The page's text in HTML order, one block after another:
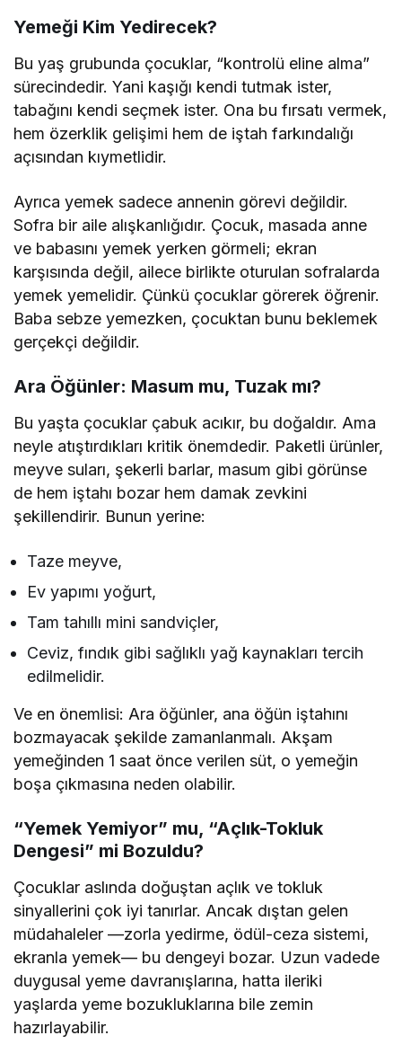
Yemeği Kim Yedirecek?
Bu yaş grubunda çocuklar, “kontrolü eline alma”
sürecindedir. Yani kaşığı kendi tutmak ister,
tabağını kendi seçmek ister. Ona bu fırsatı vermek,
hem özerklik gelişimi hem de iştah farkındalığı
açısından kıymetlidir.
Ayrıca yemek sadece annenin görevi değildir.
Sofra bir aile alışkanlığıdır. Çocuk, masada anne
ve babasını yemek yerken görmeli; ekran
karşısında değil, ailece birlikte oturulan sofralarda
yemek yemelidir. Çünkü çocuklar görerek öğrenir.
Baba sebze yemezken, çocuktan bunu beklemek
gerçekçi değildir.
Ara Öğünler: Masum mu, Tuzak mı?
Bu yaşta çocuklar çabuk acıkır, bu doğaldır. Ama
neyle atıştırdıkları kritik önemdedir. Paketli ürünler,
meyve suları, şekerli barlar, masum gibi görünse
de hem iştahı bozar hem damak zevkini
şekillendirir. Bunun yerine:
Taze meyve,
Ev yapımı yoğurt,
Tam tahıllı mini sandviçler,
Ceviz, fındık gibi sağlıklı yağ kaynakları tercih
edilmelidir.
Ve en önemlisi: Ara öğünler, ana öğün iştahını
bozmayacak şekilde zamanlanmalı. Akşam
yemeğinden 1 saat önce verilen süt, o yemeğin
boşa çıkmasına neden olabilir.
“Yemek Yemiyor” mu, “Açlık-Tokluk
Dengesi” mi Bozuldu?
Çocuklar aslında doğuştan açlık ve tokluk
sinyallerini çok iyi tanırlar. Ancak dıştan gelen
müdahaleler —zorla yedirme, ödül-ceza sistemi,
ekranla yemek— bu dengeyi bozar. Uzun vadede
duygusal yeme davranışlarına, hatta ileriki
yaşlarda yeme bozukluklarına bile zemin
hazırlayabilir.